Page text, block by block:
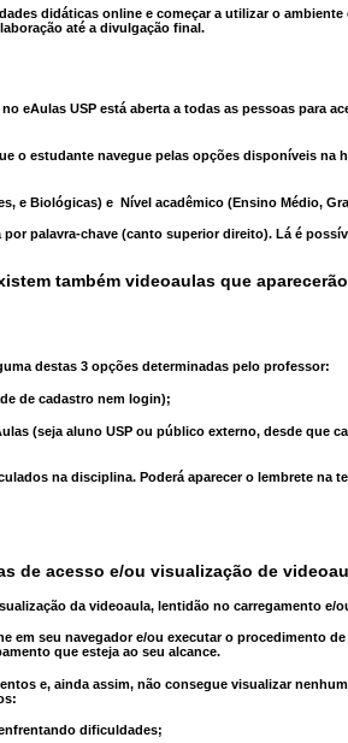
didáticas online e começar a utilizar o ambiente
até a divulgação final.
eAulas USP está aberta a todas as pessoas para
o estudante navegue pelas opções disponíveis
e Biológicas) e Nível acadêmico (Ensino Médio,
palavra-chave (canto superior direito). Lá é
também videoaulas que
destas 3 opções determinadas pelo professor:
de cadastro nem login);
(seja aluno USP ou público externo, desde que
na disciplina. Poderá aparecer o lembrete na
de acesso e/ou visualização de
da videoaula, lentidão no carregamento
em seu navegador e/ou executar o procedimento
que esteja ao seu alcance.
e, ainda assim, não consegue visualizar
dificuldades;